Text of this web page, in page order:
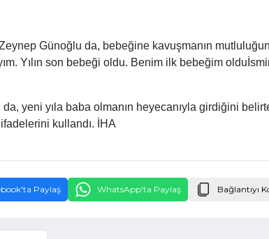
Günoğlu da, bebeğine kavuşmanın
Yılın son bebeği oldu. Benim ilk bebeğim
yeni yıla baba olmanın heyecanıyla girdiğini
kullandı. İHA
Paylaş WhatsApp'ta Paylaş Bağlantıyı